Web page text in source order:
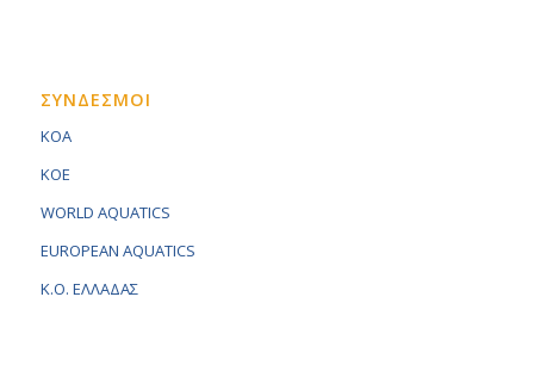
ΣΥΝΔΕΣΜΟΙ
KOA
KOE
WORLD AQUATICS
EUROPEAN AQUATICS
K.O. ΕΛΛΑΔΑΣ